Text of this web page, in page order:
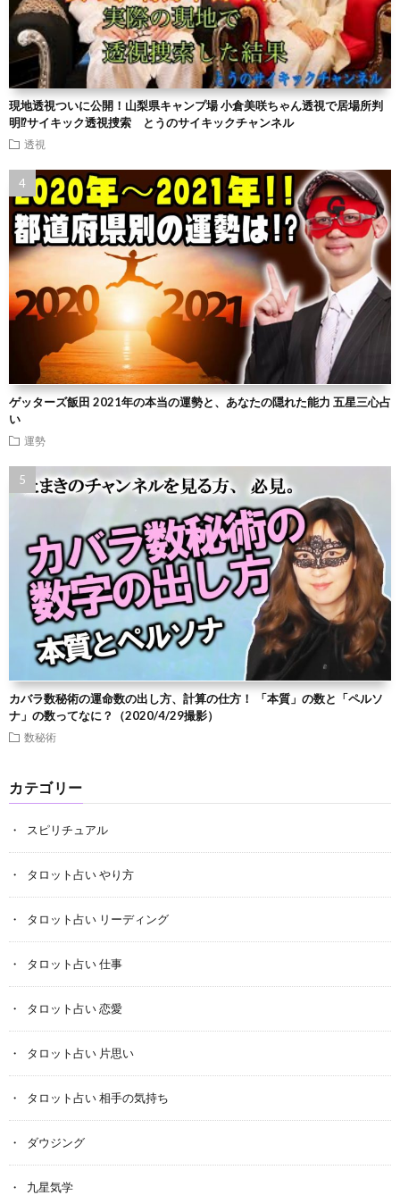
現地透視ついに公開！山梨県キャンプ場 小倉美咲ちゃん透視で居場所判
明⁉︎サイキック透視捜索 とうのサイキックチャンネル
透視
ゲッターズ飯田 2021年の本当の運勢と、あなたの隠れた能力 五星三心占
い
運勢
カバラ数秘術の運命数の出し方、計算の仕方！ 「本質」の数と「ペルソ
ナ」の数ってなに？（2020/4/29撮影）
数秘術
カテゴリー
スピリチュアル
タロット占い やり方
タロット占い リーディング
タロット占い 仕事
タロット占い 恋愛
タロット占い 片思い
タロット占い 相手の気持ち
ダウジング
九星気学